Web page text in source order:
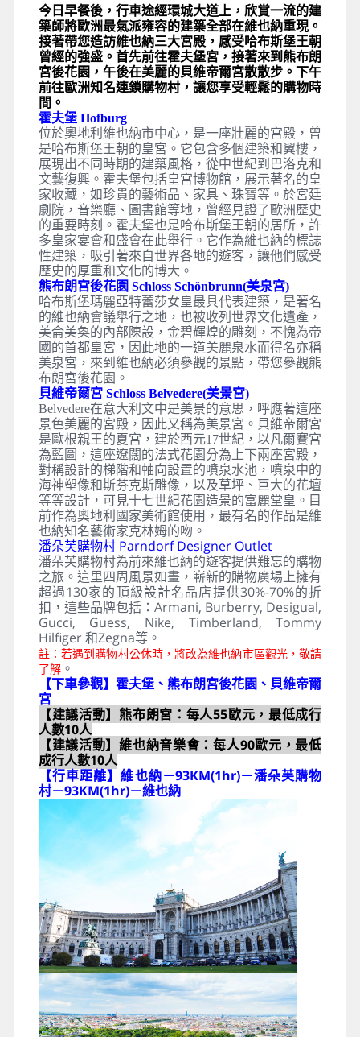
今日早餐後，行車途經環城大道上，欣賞一流的建
築師將歐洲最氣派雍容的建築全部在維也納重現。
接著帶您造訪維也納三大宮殿，感受哈布斯堡王朝
曾經的強盛。首先前往霍夫堡宮，接著來到熊布朗
宮後花園，午後在美麗的貝維帝爾宮散散步。下午
前往歐洲知名連鎖購物村，讓您享受輕鬆的購物時
間。
霍夫堡 Hofburg
位於奧地利維也納市中心，是一座壯麗的宮殿，曾
是哈布斯堡王朝的皇宮。它包含多個建築和翼樓，
展現出不同時期的建築風格，從中世紀到巴洛克和
文藝復興。霍夫堡包括皇宮博物館，展示著名的皇
家收藏，如珍貴的藝術品、家具、珠寶等。於宮廷
劇院，音樂廳、圖書館等地，曾經見證了歐洲歷史
的重要時刻。霍夫堡也是哈布斯堡王朝的居所，許
多皇家宴會和盛會在此舉行。它作為維也納的標誌
性建築，吸引著來自世界各地的遊客，讓他們感受
歷史的厚重和文化的博大。
熊布朗宮後花園 Schloss Schönbrunn(美泉宮)
哈布斯堡瑪麗亞特蕾莎女皇最具代表建築，是著名
的維也納會議舉行之地，也被收列世界文化遺產，
美侖美奐的內部陳設，金碧輝煌的雕刻，不愧為帝
國的首都皇宮，因此地的一道美麗泉水而得名亦稱
美泉宮，來到維也納必須參觀的景點，帶您參觀熊
布朗宮後花園。
貝維帝爾宮 Schloss Belvedere(美景宮)
Belvedere在意大利文中是美景的意思，呼應著這座
景色美麗的宮殿，因此又稱為美景宮。貝維帝爾宮
是歐根親王的夏宮，建於西元17世紀，以凡爾賽宮
為藍圖，這座遼闊的法式花園分為上下兩座宮殿，
對稱設計的梯階和軸向設置的噴泉水池，噴泉中的
海神塑像和斯芬克斯雕像，以及草坪、巨大的花壇
等等設計，可見十七世紀花園造景的富麗堂皇。目
前作為奧地利國家美術館使用，最有名的作品是維
也納知名藝術家克林姆的吻。
潘朵芙購物村 Parndorf Designer Outlet
潘朵芙購物村為前來維也納的遊客提供難忘的購物
之旅。這里四周風景如畫，嶄新的購物廣場上擁有
超過130家的頂級設計名品店提供30%-70%的折
扣，這些品牌包括：Armani, Burberry, Desigual,
Gucci, Guess, Nike, Timberland, Tommy
Hilfiger 和Zegna等。
註：若遇到購物村公休時，將改為維也納市區觀光，敬請
了解。
【下車參觀】霍夫堡、熊布朗宮後花園、貝維帝爾
宮
【建議活動】 熊布朗宮：每人55歐元，最低成行
人數10人
【建議活動】維也納音樂會：每人90歐元，最低
成行人數10人
【行車距離】維也納－93KM(1hr)－潘朵芙購物
村－93KM(1hr)－維也納